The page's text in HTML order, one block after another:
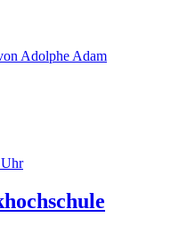
Adolphe Adam